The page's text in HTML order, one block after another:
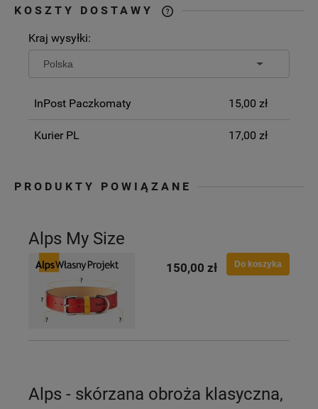
KOSZTY DOSTAWY
KOSZTÓW PŁATNOŚCI
Kraj wysyłki:
InPost Paczkomaty 15,00 zł
Kurier PL 17,00 zł
PRODUKTY POWIĄZANE
Alps My Size
150,00 zł Do koszyka
Alps - skórzana obroża klasyczna,